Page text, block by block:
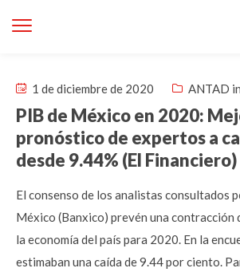
1 de diciembre de 2020 ANTAD
PIB de México en 2020:
pronóstico de expertos a
desde 9.44% (El Financiero)
El consenso de los analistas consultados
México (Banxico) prevén una contracción
la economía del país para 2020. En la
estimaban una caída de 9.44 por ciento.